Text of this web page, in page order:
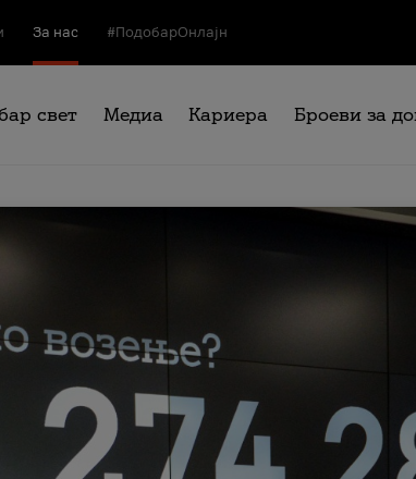
За нас #ПодобарОнлајн
свет Медиа Кариера Броеви за